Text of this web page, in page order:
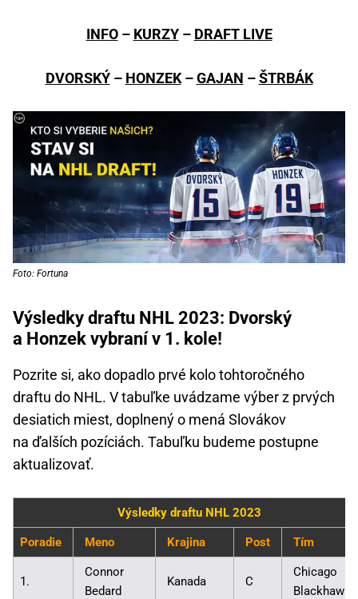
INFO– KURZY– DRAFT LIVE
DVORSKÝ– HONZEK–GAJAN –ŠTRBÁK
Foto: Fortuna
Výsledky draftu NHL 2023: Dvorský
a Honzek vybraní v 1. kole!
Pozrite si, ako dopadlo prvé kolo tohtoročného
draftu do NHL. V tabuľke uvádzame výber z prvých
desiatich miest, doplnený o mená Slovákov
na ďalších pozíciách. Tabuľku budeme postupne
aktualizovať.
Výsledky draftu NHL 2023
Poradie Meno Krajina Post Tím
1.
Connor
Bedard
Kanada C
Chicago
Blackhawks